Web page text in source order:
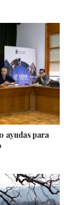
ayudas para